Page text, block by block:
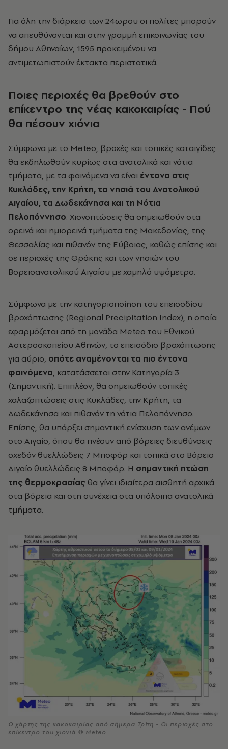
Για όλη την διάρκεια των 24ωρου οι πολίτες μπορούν
να απευθύνονται και στην γραμμή επικοινωνίας του
δήμου Αθηναίων, 1595 προκειμένου να
αντιμετωπιστούν έκτακτα περιστατικά.
Ποιες περιοχές θα βρεθούν στο
επίκεντρο της νέας κακοκαιρίας - Πού
θα πέσουν χιόνια
Σύμφωνα με το Meteo, βροχές και τοπικές καταιγίδες
θα εκδηλωθούν κυρίως στα ανατολικά και νότια
τμήματα, με τα φαινόμενα να είναι έντονα στις
Κυκλάδες, την Κρήτη, τα νησιά του Ανατολικού
Αιγαίου, τα Δωδεκάνησα και τη Νότια
Πελοπόννησο. Χιονοπτώσεις θα σημειωθούν στα
ορεινά και ημιορεινά τμήματα της Μακεδονίας, της
Θεσσαλίας και πιθανόν της Εύβοιας, καθώς επίσης και
σε περιοχές της Θράκης και των νησιών του
Βορειοανατολικού Αιγαίου με χαμηλό υψόμετρο.
Σύμφωνα με την κατηγοριοποίηση του επεισοδίου
βροχόπτωσης (Regional Precipitation Index), η οποία
εφαρμόζεται από τη μονάδα Meteo του Εθνικού
Αστεροσκοπείου Αθηνών, το επεισόδιο βροχόπτωσης
για αύριο, οπότε αναμένονται τα πιο έντονα
φαινόμενα, κατατάσσεται στην Κατηγορία 3
(Σημαντική). Επιπλέον, θα σημειωθούν τοπικές
χαλαζοπτώσεις στις Κυκλάδες, την Κρήτη, τα
Δωδεκάνησα και πιθανόν τη νότια Πελοπόννησο.
Επίσης, θα υπάρξει σημαντική ενίσχυση των ανέμων
στο Αιγαίο, όπου θα πνέουν από βόρειες διευθύνσεις
σχεδόν θυελλώδεις 7 Μποφόρ και τοπικά στο Βόρειο
Αιγαίο θυελλώδεις 8 Μποφόρ. Η σημαντική πτώση
της θερμοκρασίας θα γίνει ιδιαίτερα αισθητή αρχικά
στα βόρεια και στη συνέχεια στα υπόλοιπα ανατολικά
τμήματα.
Ο χάρτης της κακοκαιρίας από σήμερα Τρίτη - Οι περιοχές στο
επίκεντρο του χιονιά © Meteo